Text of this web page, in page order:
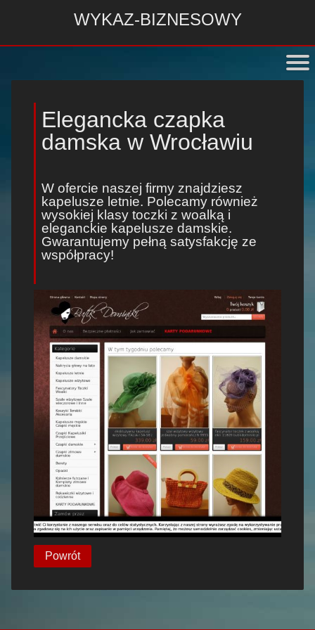
WYKAZ-BIZNESOWY
Elegancka czapka
damska w Wrocławiu
W ofercie naszej firmy znajdziesz
kapelusze letnie. Polecamy również
wysokiej klasy toczki z woalką i
eleganckie kapelusze damskie.
Gwarantujemy pełną satysfakcję ze
współpracy!
Powrót